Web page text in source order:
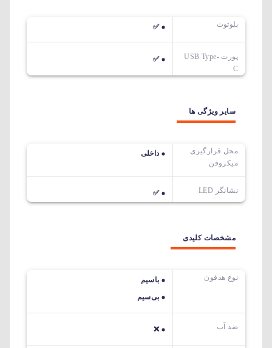
بلوتوث ✅
پورت USB Type-
C
✅
سایر ویژگی ها
محل قرارگیری
میکروفن
داخلی
نشانگر LED ✅
مشخصات کلیدی
نوع هدفون
باسیم
بی‌سیم
ضد آب ❌